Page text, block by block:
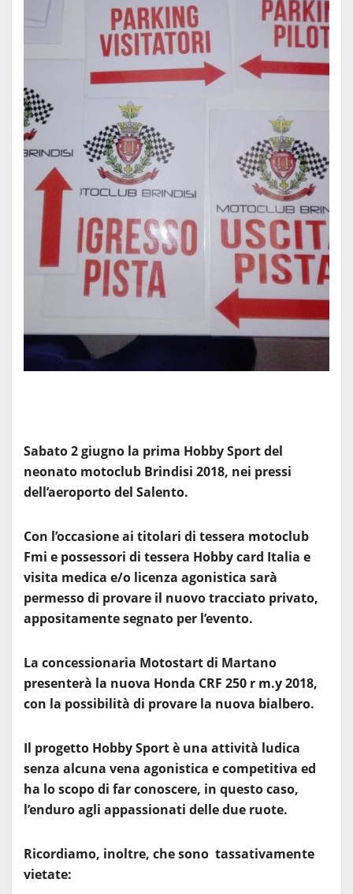
Sabato 2 giugno la prima Hobby Sport del
neonato motoclub Brindisi 2018, nei pressi
dell’aeroporto del Salento.
Con l’occasione ai titolari di tessera motoclub
Fmi e possessori di tessera Hobby card Italia e
visita medica e/o licenza agonistica sarà
permesso di provare il nuovo tracciato privato,
appositamente segnato per l’evento.
La concessionaria Motostart di Martano
presenterà la nuova Honda CRF 250 r m.y 2018,
con la possibilità di provare la nuova bialbero.
Il progetto Hobby Sport è una attività ludica
senza alcuna vena agonistica e competitiva ed
ha lo scopo di far conoscere, in questo caso,
l’enduro agli appassionati delle due ruote.
Ricordiamo, inoltre, che sono tassativamente
vietate: